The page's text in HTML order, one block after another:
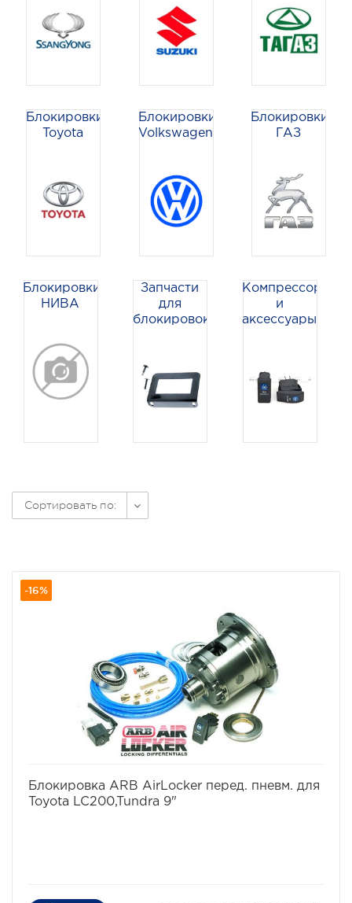
Блокировки
Toyota
Блокировки
Volkswagen
Блокировки
ГАЗ
Блокировки
НИВА
Запчасти
для
блокировок
Компрессоры
и
аксессуары
Сортировать по:
-16%
Блокировка ARB AirLocker перед. пневм. для
Toyota LC200,Tundra 9"